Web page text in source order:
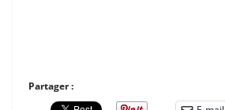
Partager :